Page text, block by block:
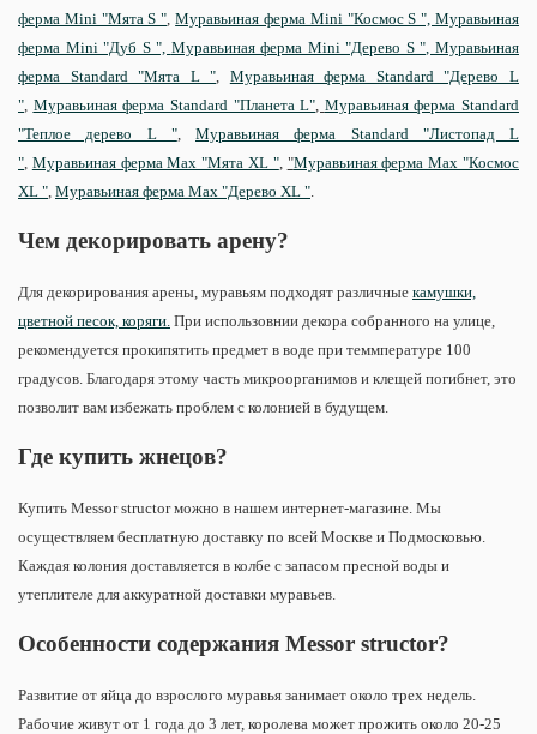
ферма Mini "Мята S " ,Муравьиная ферма Mini "Космос S ",Муравьиная
ферма Mini "Дуб S ", Муравьиная ферма Mini "Дерево S ",Муравьиная
ферма Standard "Мята L "
Муравьиная ферма Standard "Дерево L
" Муравьиная ферма Standard "Планета L" Муравьиная ферма Standard
"Теплое дерево L ", Муравьиная ферма Standard "Листопад L
" Муравьиная ферма Max "Мята XL ", "Муравьиная ферма Max "Космос
XL " Муравьиная ферма Max "Дерево XL "
Чем декорировать арену?
Для декорирования арены, муравьям подходят различные камушки,
цветной песок, коряги. При использовнии декора собранного на улице,
рекомендуется прокипятить предмет в воде при теммпературе 100
градусов. Благодаря этому часть микроорганимов и клещей погибнет, это
позволит вам избежать проблем с колонией в будущем.
Где купить жнецов?
Купить Messor structor можно в нашем интернет-магазине. Мы
осуществляем бесплатную доставку по всей Москве и Подмосковью.
Каждая колония доставляется в колбе с запасом пресной воды и
утеплителе для аккуратной доставки муравьев.
Особенности содержания Messor structor?
Развитие от яйца до взрослого муравья занимает около трех недель.
Рабочие живут от 1 года до 3 лет, королева может прожить около 20-25